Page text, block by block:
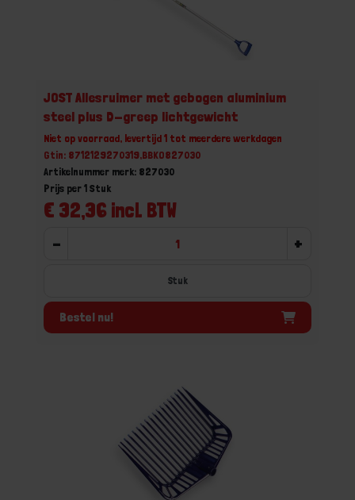
JOST Allesruimer met gebogen aluminium
steel plus D-greep lichtgewicht
Niet op voorraad, levertijd 1 tot meerdere werkdagen
Gtin: 8712129270319,BBKO827030
Artikelnummer merk: 827030
€ 32,36 incl. BTW
Prijs per 1 Stuk
- +
Stuk
Bestel nu!